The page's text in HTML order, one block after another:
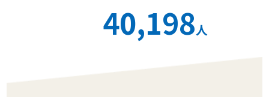
40,198人